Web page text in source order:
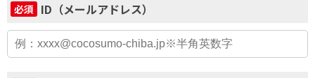
必須 ID（メールアドレス）